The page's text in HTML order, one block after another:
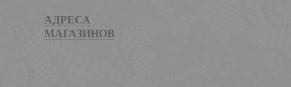
АДРЕСА
МАГАЗИНОВ